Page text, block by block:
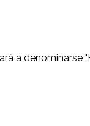
a denominarse